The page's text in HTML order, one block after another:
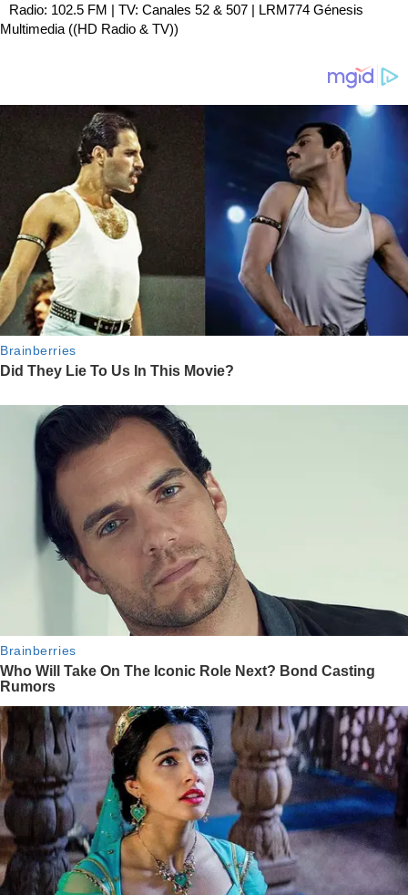
Radio: 102.5 FM | TV: Canales 52 & 507 | LRM774 Génesis
Multimedia ((HD Radio & TV))